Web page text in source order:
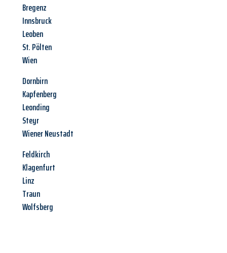
Bregenz
Innsbruck
Leoben
St. Pölten
Wien
Dornbirn
Kapfenberg
Leonding
Steyr
Wiener Neustadt
Feldkirch
Klagenfurt
Linz
Traun
Wolfsberg